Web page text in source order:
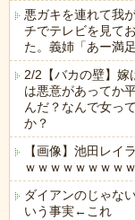
悪ガキを連れて我
チでテレビを見て
た。義姉「あー満
2/2【バカの壁】嫁
は悪意があってか
んだ？なんで女っ
か？
【画像】池田レイ
ｗｗｗｗｗｗｗｗ
ダイアンのじゃな
いう事実←これ